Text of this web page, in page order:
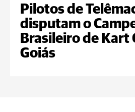
Pilotos de
disputam o
Brasileiro de Kart
Goiás